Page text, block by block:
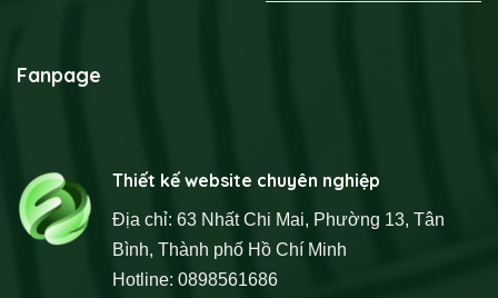
Fanpage
Thiết kế website chuyên nghiệp
Địa chỉ: 63 Nhất Chi Mai, Phường 13, Tân
Bình, Thành phố Hồ Chí Minh
Hotline: 0898561686